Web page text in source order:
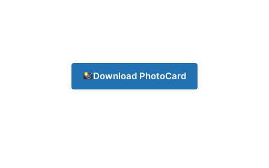
Download PhotoCard